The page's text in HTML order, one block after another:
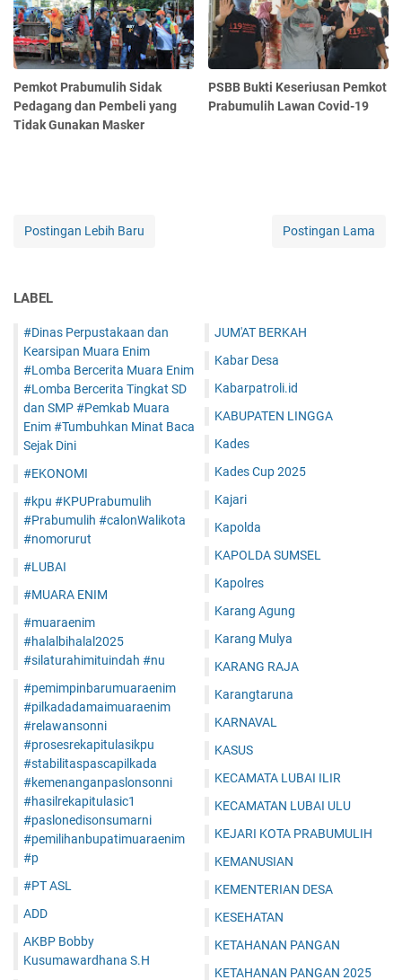
Pemkot Prabumulih Sidak
Pedagang dan Pembeli yang
Tidak Gunakan Masker
PSBB Bukti Keseriusan Pemkot
Prabumulih Lawan Covid-19
Postingan Lebih Baru Postingan Lama
LABEL
#Dinas Perpustakaan dan
Kearsipan Muara Enim
#Lomba Bercerita Muara Enim
#Lomba Bercerita Tingkat SD
dan SMP #Pemkab Muara
Enim #Tumbuhkan Minat Baca
Sejak Dini
#EKONOMI
#kpu #KPUPrabumulih
#Prabumulih #calonWalikota
#nomorurut
#LUBAI
#MUARA ENIM
#muaraenim
#halalbihalal2025
#silaturahimituindah #nu
#pemimpinbarumuaraenim
#pilkadadamaimuaraenim
#relawansonni
#prosesrekapitulasikpu
#stabilitaspascapilkada
#kemenanganpaslonsonni
#hasilrekapitulasic1
#paslonedisonsumarni
#pemilihanbupatimuaraenim
#p
#PT ASL
ADD
AKBP Bobby
Kusumawardhana S.H
JUM'AT BERKAH
Kabar Desa
Kabarpatroli.id
KABUPATEN LINGGA
Kades
Kades Cup 2025
Kajari
Kapolda
KAPOLDA SUMSEL
Kapolres
Karang Agung
Karang Mulya
KARANG RAJA
Karangtaruna
KARNAVAL
KASUS
KECAMATA LUBAI ILIR
KECAMATAN LUBAI ULU
KEJARI KOTA PRABUMULIH
KEMANUSIAN
KEMENTERIAN DESA
KESEHATAN
KETAHANAN PANGAN
KETAHANAN PANGAN 2025